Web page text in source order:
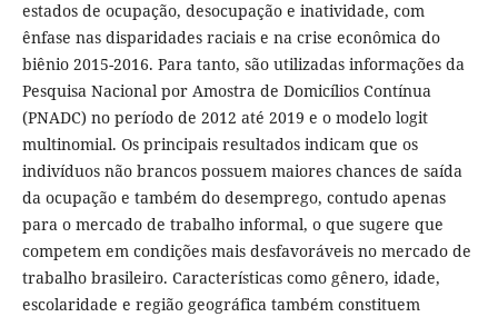
estados de ocupação, desocupação e inatividade, com
ênfase nas disparidades raciais e na crise econômica do
biênio 2015-2016. Para tanto, são utilizadas informações da
Pesquisa Nacional por Amostra de Domicílios Contínua
(PNADC) no período de 2012 até 2019 e o modelo logit
multinomial. Os principais resultados indicam que os
indivíduos não brancos possuem maiores chances de saída
da ocupação e também do desemprego, contudo apenas
para o mercado de trabalho informal, o que sugere que
competem em condições mais desfavoráveis no mercado de
trabalho brasileiro. Características como gênero, idade,
escolaridade e região geográfica também constituem